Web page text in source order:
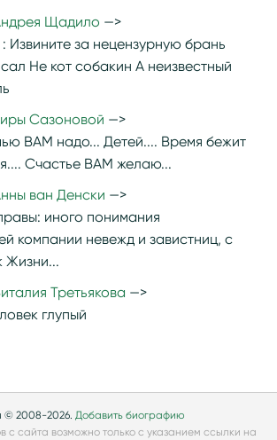
Щадило
Извините за нецензурную брань
Не кот собакин А неизвестный
Сазоновой
ВАМ надо... Детей.... Время бежит
Счастье ВАМ желаю...
ван Денски
иного понимания
компании невежд и завистниц, с
Жизни...
Третьякова
глупый
© 2008-2026. Добавить биографию
с сайта возможно только с указанием ссылки на